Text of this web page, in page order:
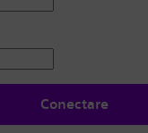
Conectare